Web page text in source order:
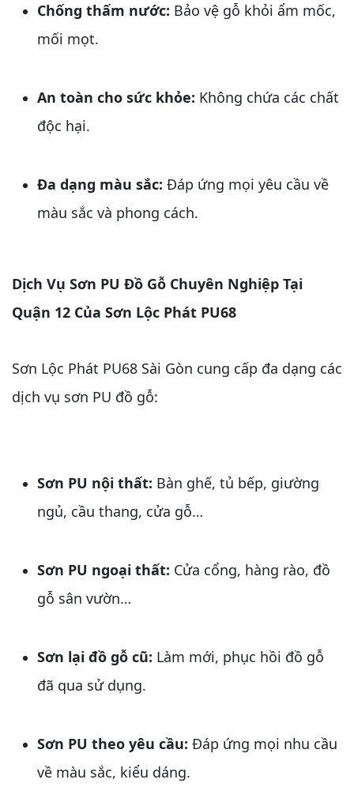
Chống thấm nước: Bảo vệ gỗ khỏi ẩm mốc,
mối mọt.
An toàn cho sức khỏe: Không chứa các chất
độc hại.
Đa dạng màu sắc: Đáp ứng mọi yêu cầu về
màu sắc và phong cách.
Dịch Vụ Sơn PU Đồ Gỗ Chuyên Nghiệp Tại
Quận 12 Của Sơn Lộc Phát PU68
Sơn Lộc Phát PU68 Sài Gòn cung cấp đa dạng các
dịch vụ sơn PU đồ gỗ:
Sơn PU nội thất: Bàn ghế, tủ bếp, giường
ngủ, cầu thang, cửa gỗ…
Sơn PU ngoại thất: Cửa cổng, hàng rào, đồ
gỗ sân vườn…
Sơn lại đồ gỗ cũ: Làm mới, phục hồi đồ gỗ
đã qua sử dụng.
Sơn PU theo yêu cầu: Đáp ứng mọi nhu cầu
về màu sắc, kiểu dáng.